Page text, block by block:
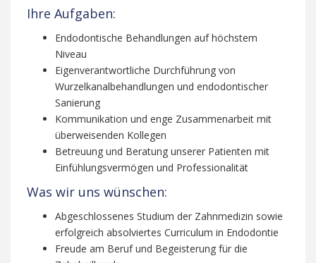
Ihre Aufgaben:
Endodontische Behandlungen auf höchstem
Niveau
Eigenverantwortliche Durchführung von
Wurzelkanalbehandlungen und endodontischer
Sanierung
Kommunikation und enge Zusammenarbeit mit
überweisenden Kollegen
Betreuung und Beratung unserer Patienten mit
Einfühlungsvermögen und Professionalität
Was wir uns wünschen:
Abgeschlossenes Studium der Zahnmedizin sowie
erfolgreich absolviertes Curriculum in Endodontie
Freude am Beruf und Begeisterung für die